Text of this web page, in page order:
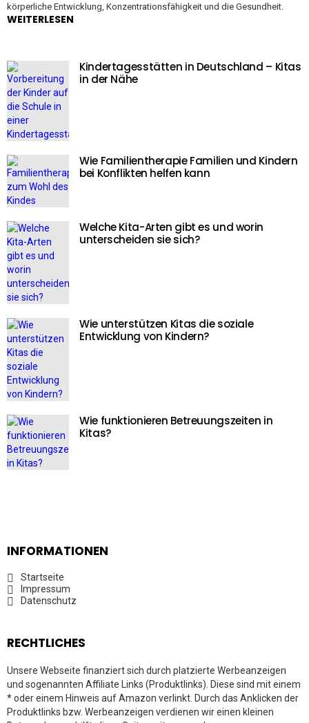
körperliche Entwicklung, Konzentrationsfähigkeit und die Gesundheit.
WEITERLESEN
Kindertagesstätten in Deutschland – Kitas
in der Nähe
Wie Familientherapie Familien und Kindern
bei Konflikten helfen kann
Welche Kita-Arten gibt es und worin
unterscheiden sie sich?
Wie unterstützen Kitas die soziale
Entwicklung von Kindern?
Wie funktionieren Betreuungszeiten in
Kitas?
INFORMATIONEN
Startseite
Impressum
Datenschutz
RECHTLICHES
Unsere Webseite finanziert sich durch platzierte Werbeanzeigen
und sogenannten Affiliate Links (Produktlinks). Diese sind mit einem
* oder einem Hinweis auf Amazon verlinkt. Durch das Anklicken der
Produktlinks bzw. Werbeanzeigen verdienen wir einen kleinen